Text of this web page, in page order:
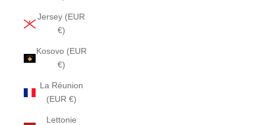
Jersey (EUR
€)
Kosovo (EUR
€)
La Réunion
(EUR €)
Lettonie